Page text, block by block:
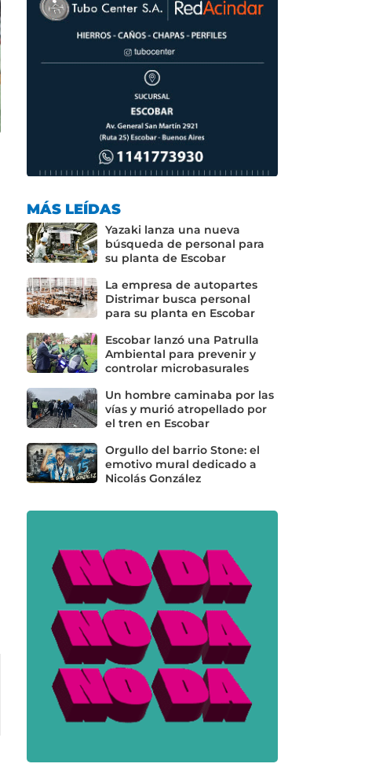
MÁS LEÍDAS
Yazaki lanza una nueva
búsqueda de personal para
su planta de Escobar
La empresa de autopartes
Distrimar busca personal
para su planta en Escobar
Escobar lanzó una Patrulla
Ambiental para prevenir y
controlar microbasurales
Un hombre caminaba por las
vías y murió atropellado por
el tren en Escobar
Orgullo del barrio Stone: el
emotivo mural dedicado a
Nicolás González